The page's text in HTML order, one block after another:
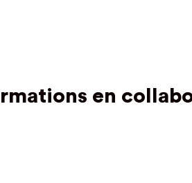
en